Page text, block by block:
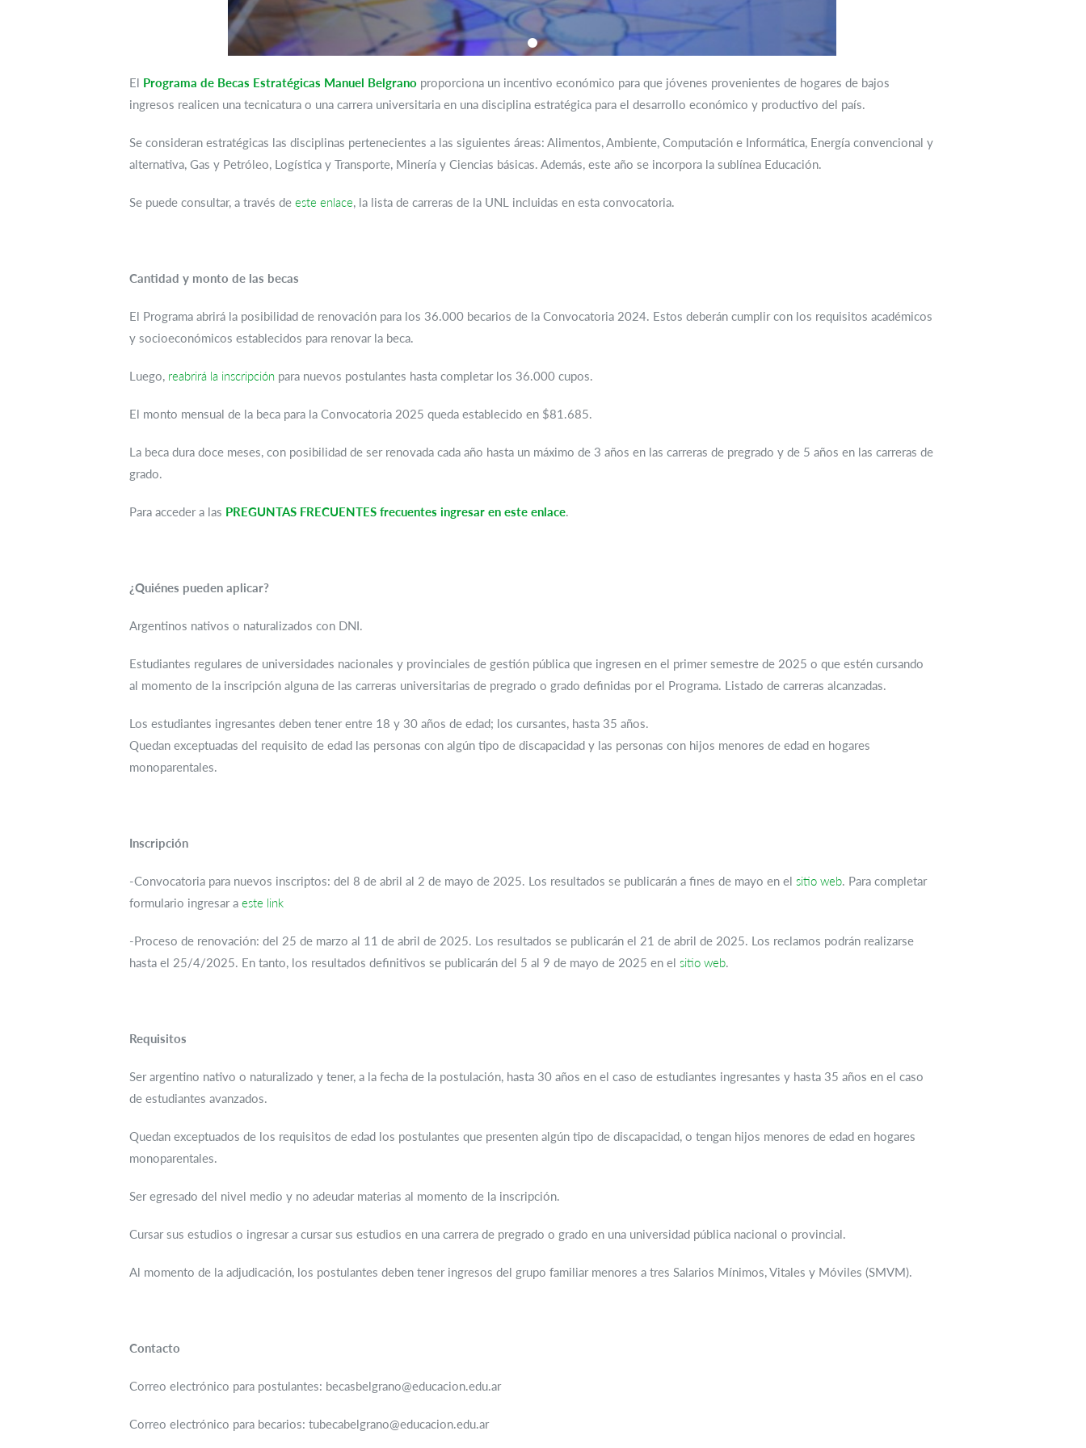
El Programa de Becas Estratégicas Manuel Belgrano proporciona un incentivo económico para que jóvenes provenientes de hogares de bajos
ingresos realicen una tecnicatura o una carrera universitaria en una disciplina estratégica para el desarrollo económico y productivo del país.
Se consideran estratégicas las disciplinas pertenecientes a las siguientes áreas: Alimentos, Ambiente, Computación e Informática, Energía convencional y
alternativa, Gas y Petróleo, Logística y Transporte, Minería y Ciencias básicas. Además, este año se incorpora la sublínea Educación.
Se puede consultar, a través de este enlace, la lista de carreras de la UNL incluidas en esta convocatoria.
Cantidad y monto de las becas
El Programa abrirá la posibilidad de renovación para los 36.000 becarios de la Convocatoria 2024. Estos deberán cumplir con los requisitos académicos
y socioeconómicos establecidos para renovar la beca.
Luego, reabrirá la inscripción para nuevos postulantes hasta completar los 36.000 cupos.
El monto mensual de la beca para la Convocatoria 2025 queda establecido en $81.685.
La beca dura doce meses, con posibilidad de ser renovada cada año hasta un máximo de 3 años en las carreras de pregrado y de 5 años en las carreras de
grado.
Para acceder a las PREGUNTAS FRECUENTES frecuentes ingresar en este enlace.
¿Quiénes pueden aplicar?
Argentinos nativos o naturalizados con DNI.
Estudiantes regulares de universidades nacionales y provinciales de gestión pública que ingresen en el primer semestre de 2025 o que estén cursando
al momento de la inscripción alguna de las carreras universitarias de pregrado o grado definidas por el Programa. Listado de carreras alcanzadas.
Los estudiantes ingresantes deben tener entre 18 y 30 años de edad; los cursantes, hasta 35 años.
Quedan exceptuadas del requisito de edad las personas con algún tipo de discapacidad y las personas con hijos menores de edad en hogares
monoparentales.
Inscripción
-Convocatoria para nuevos inscriptos: del 8 de abril al 2 de mayo de 2025. Los resultados se publicarán a fines de mayo en el sitio web. Para completar
formulario ingresar a este link
-Proceso de renovación: del 25 de marzo al 11 de abril de 2025. Los resultados se publicarán el 21 de abril de 2025. Los reclamos podrán realizarse
hasta el 25/4/2025. En tanto, los resultados definitivos se publicarán del 5 al 9 de mayo de 2025 en el sitio web.
Requisitos
Ser argentino nativo o naturalizado y tener, a la fecha de la postulación, hasta 30 años en el caso de estudiantes ingresantes y hasta 35 años en el caso
de estudiantes avanzados.
Quedan exceptuados de los requisitos de edad los postulantes que presenten algún tipo de discapacidad, o tengan hijos menores de edad en hogares
monoparentales.
Ser egresado del nivel medio y no adeudar materias al momento de la inscripción.
Cursar sus estudios o ingresar a cursar sus estudios en una carrera de pregrado o grado en una universidad pública nacional o provincial.
Al momento de la adjudicación, los postulantes deben tener ingresos del grupo familiar menores a tres Salarios Mínimos, Vitales y Móviles (SMVM).
Contacto
Correo electrónico para postulantes: becasbelgrano@educacion.edu.ar
Correo electrónico para becarios: tubecabelgrano@educacion.edu.ar